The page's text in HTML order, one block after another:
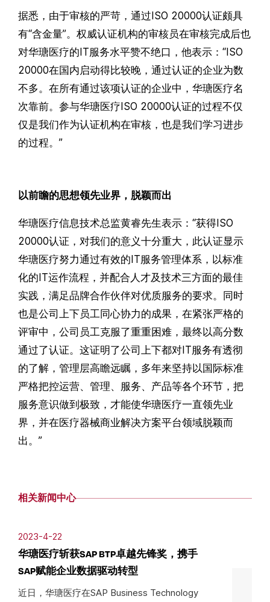
据悉，由于审核的严苛，通过ISO 20000认证颇具
有“含金量”。权威认证机构的审核员在审核完成后也
对华瑭医疗的IT服务水平赞不绝口，他表示：“ISO
20000在国内启动得比较晚，通过认证的企业为数
不多。在所有通过该项认证的企业中，华瑭医疗名
次靠前。参与华瑭医疗ISO 20000认证的过程不仅
仅是我们作为认证机构在审核，也是我们学习进步
的过程。”
以前瞻的思想领先业界，脱颖而出
华瑭医疗信息技术总监黄睿先生表示：“获得ISO
20000认证，对我们的意义十分重大，此认证显示
华瑭医疗努力通过有效的IT服务管理体系，以标准
化的IT运作流程，并配合人才及技术三方面的最佳
实践，满足品牌合作伙伴对优质服务的要求。同时
也是公司上下员工同心协力的成果，在紧张严格的
评审中，公司员工克服了重重困难，最终以高分数
通过了认证。这证明了公司上下都对IT服务有透彻
的了解，管理层高瞻远瞩，多年来坚持以国际标准
严格把控运营、管理、服务、产品等各个环节，把
服务意识做到极致，才能使华瑭医疗一直领先业
界，并在医疗器械商业解决方案平台领域脱颖而
出。”
相关新闻中心
2023-4-22
华瑭医疗斩获SAP BTP卓越先锋奖，携手
SAP赋能企业数据驱动转型
近日，华瑭医疗在SAP Business Technology